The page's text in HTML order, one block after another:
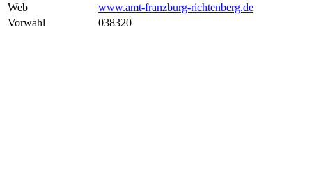
Web
www.amt-franzburg-richtenberg.de
Vorwahl
038320